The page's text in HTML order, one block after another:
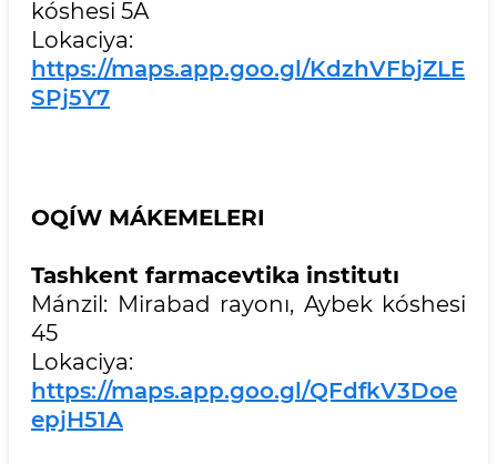
kóshesi 5A
Lokaciya:
https://maps.app.goo.gl/KdzhVFbjZLE
SPj5Y7
OQÍW MÁKEMELERI
Tashkent farmacevtika institutı
Mánzil: Mirabad rayonı, Aybek kóshesi
45
Lokaciya:
https://maps.app.goo.gl/QFdfkV3Doe
epjH51A